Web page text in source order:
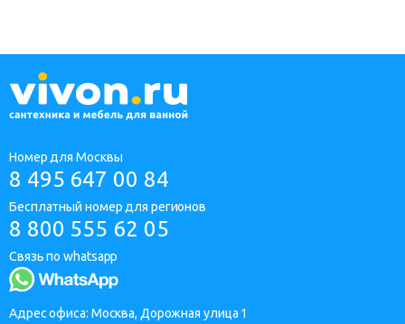
Номер для Москвы
8 495 647 00 84
Бесплатный номер для регионов
8 800 555 62 05
Связь по whatsapp
Адрес офиса: Москва, Дорожная улица 1